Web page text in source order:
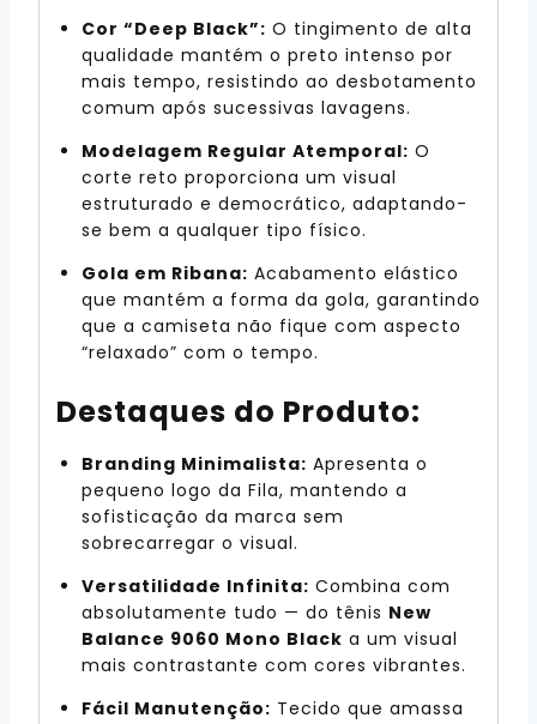
Cor “Deep Black”: O tingimento de alta
qualidade mantém o preto intenso por
mais tempo, resistindo ao desbotamento
comum após sucessivas lavagens.
Modelagem Regular Atemporal: O
corte reto proporciona um visual
estruturado e democrático, adaptando-
se bem a qualquer tipo físico.
Gola em Ribana: Acabamento elástico
que mantém a forma da gola, garantindo
que a camiseta não fique com aspecto
“relaxado” com o tempo.
Destaques do Produto:
Branding Minimalista: Apresenta o
pequeno logo da Fila, mantendo a
sofisticação da marca sem
sobrecarregar o visual.
Versatilidade Infinita: Combina com
absolutamente tudo — do tênis New
Balance 9060 Mono Black a um visual
mais contrastante com cores vibrantes.
Fácil Manutenção: Tecido que amassa